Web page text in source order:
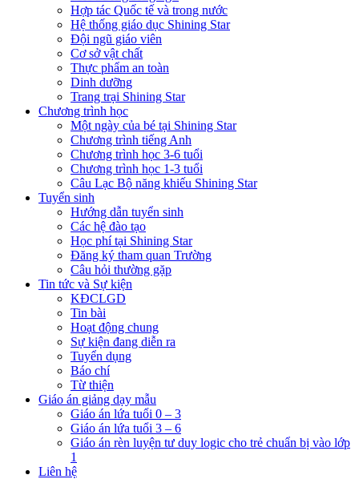
Hợp tác Quốc tế và trong nước
Hệ thống giáo dục Shining Star
Đội ngũ giáo viên
Cơ sở vật chất
Thực phẩm an toàn
Dinh dưỡng
Trang trại Shining Star
Chương trình học
Một ngày của bé tại Shining Star
Chương trình tiếng Anh
Chương trình học 3-6 tuổi
Chương trình học 1-3 tuổi
Câu Lạc Bộ năng khiếu Shining Star
Tuyển sinh
Hướng dẫn tuyển sinh
Các hệ đào tạo
Học phí tại Shining Star
Đăng ký tham quan Trường
Câu hỏi thường gặp
Tin tức và Sự kiện
KĐCLGD
Tin bài
Hoạt động chung
Sự kiện đang diễn ra
Tuyển dụng
Báo chí
Từ thiện
Giáo án giảng dạy mẫu
Giáo án lứa tuổi 0 – 3
Giáo án lứa tuổi 3 – 6
Giáo án rèn luyện tư duy logic cho trẻ chuẩn bị vào lớp
1
Liên hệ